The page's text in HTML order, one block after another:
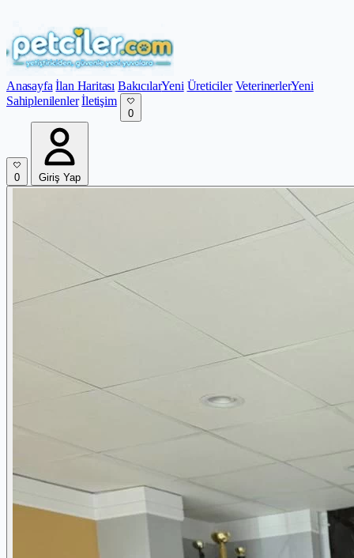
Anasayfa İlan Haritası BakıcılarYeni Üreticiler VeterinerlerYeni
Sahiplenilenler İletişim
0
0 Giriş Yap